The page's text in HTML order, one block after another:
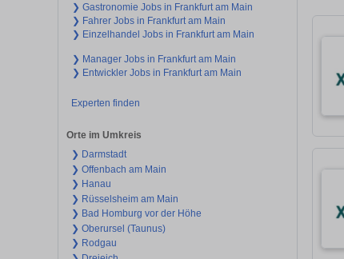
❯ Gastronomie Jobs in Frankfurt am Main
❯ Fahrer Jobs in Frankfurt am Main
❯ Einzelhandel Jobs in Frankfurt am Main
❯ Manager Jobs in Frankfurt am Main
❯ Entwickler Jobs in Frankfurt am Main
Experten finden
Orte im Umkreis
❯ Darmstadt
❯ Offenbach am Main
❯ Hanau
❯ Rüsselsheim am Main
❯ Bad Homburg vor der Höhe
❯ Oberursel (Taunus)
❯ Rodgau